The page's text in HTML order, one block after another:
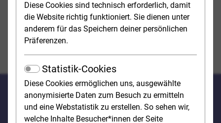
Diese Cookies sind technisch erforderlich, damit
die Website richtig funktioniert. Sie dienen unter
anderem für das Speichern deiner persönlichen
Präferenzen.
Statistik-Cookies
Diese Cookies ermöglichen uns, ausgewählte
anonymisierte Daten zum Besuch zu ermitteln
und eine Webstatistik zu erstellen. So sehen wir,
welche Inhalte Besucher*innen der Seite
Orientieren Studieninfos Studienfelder
StartseiteVideos
Studieren mit Behinderungen
oder chronischer Erkrankung